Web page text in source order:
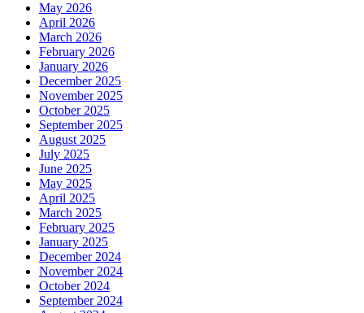
May 2026
April 2026
March 2026
February 2026
January 2026
December 2025
November 2025
October 2025
September 2025
August 2025
July 2025
June 2025
May 2025
April 2025
March 2025
February 2025
January 2025
December 2024
November 2024
October 2024
September 2024